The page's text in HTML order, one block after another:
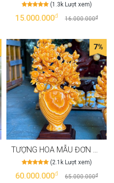
(1.3k Lượt xem)
15.000.000đ 16.000.000đ
7%
TƯỢNG HOA MẪU ĐƠN ĐÁ NGỌC HOÀNG LONG CAO 90CM-NGANG 40CM T3525
(2.1k Lượt xem)
60.000.000đ 65.000.000đ